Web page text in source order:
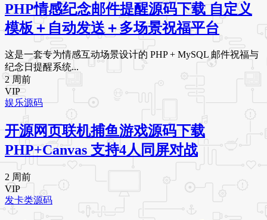
PHP情感纪念邮件提醒源码下载 自定义
模板＋自动发送＋多场景祝福平台
这是一套专为情感互动场景设计的 PHP + MySQL 邮件祝福与
纪念日提醒系统...
2 周前
VIP
娱乐源码
开源网页联机捕鱼游戏源码下载
PHP+Canvas 支持4人同屏对战
2 周前
VIP
发卡类源码